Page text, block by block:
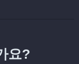
요?